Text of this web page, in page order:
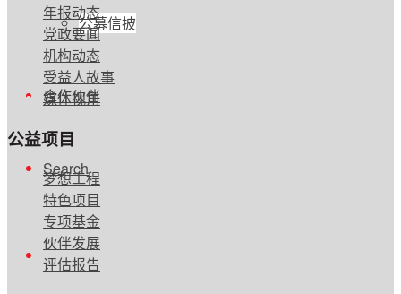
公募信披
合作伙伴
Search
年报动态
党政要闻
机构动态
受益人故事
媒体视角
公益项目
梦想工程
特色项目
专项基金
伙伴发展
评估报告